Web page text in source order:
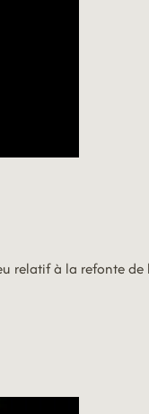
relatif à la refonte